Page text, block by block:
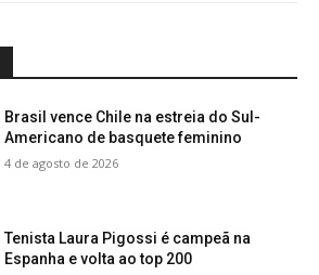
Brasil vence Chile na estreia do Sul-
Americano de basquete feminino
4 de agosto de 2026
Tenista Laura Pigossi é campeã na
Espanha e volta ao top 200